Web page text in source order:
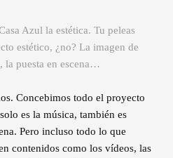
Azul la estética. Tu peleas
estético, ¿no? La imagen de
la puesta en escena…
Concebimos todo el proyecto
es la música, también es
Pero incluso todo lo que
contenidos como los vídeos, las